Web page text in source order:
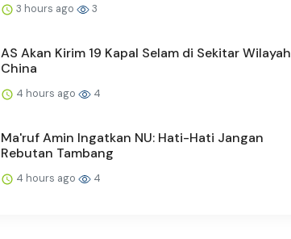
3 hours ago 3
AS Akan Kirim 19 Kapal Selam di Sekitar Wilayah
China
4 hours ago 4
Ma'ruf Amin Ingatkan NU: Hati-Hati Jangan
Rebutan Tambang
4 hours ago 4